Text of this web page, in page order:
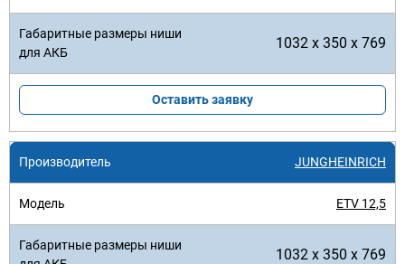
1032 x 350 x 769
Оставить заявку
JUNGHEINRICH
ETV 12,5
1032 x 350 x 769